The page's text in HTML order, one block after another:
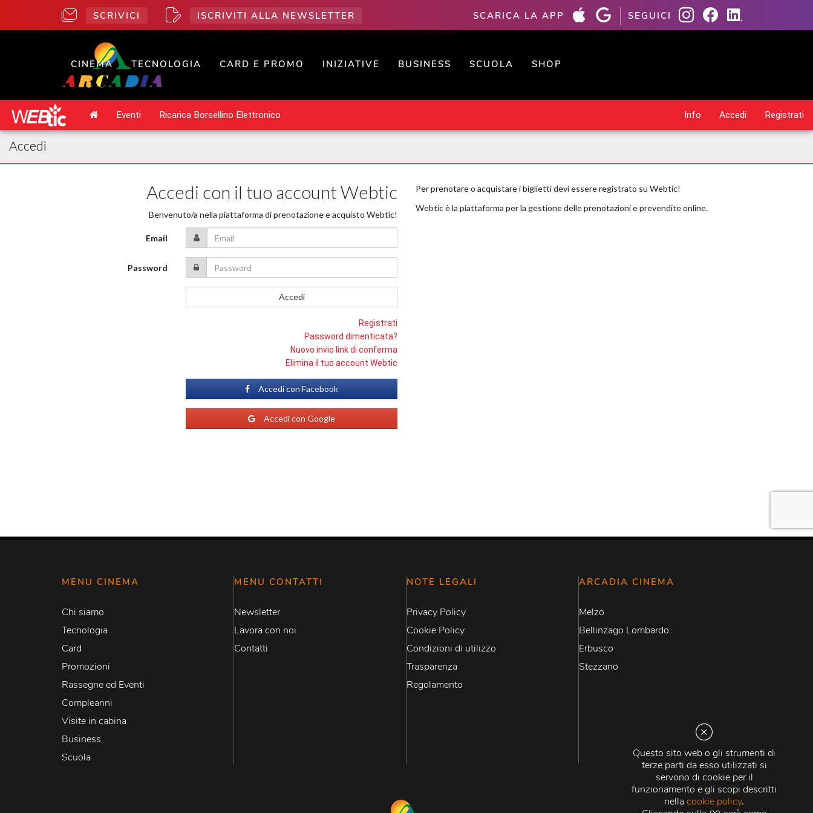
Questo sito web o gli strumenti di
terze parti da esso utilizzati si
servono di cookie per il
funzionamento e gli scopi descritti
nellacookie policy.
SCRIVICI ISCRIVITI ALLA NEWSLETTER SCARICA LA APP SEGUICI
CINEMA TECNOLOGIA CARD E PROMO INIZIATIVE BUSINESS SCUOLA SHOP
MENU CINEMA
Chi siamo
Tecnologia
Card
Promozioni
Rassegne ed Eventi
Compleanni
Visite in cabina
Business
Scuola
MENU CONTATTI
Newsletter
Lavora con noi
Contatti
NOTE LEGALI
Privacy Policy
Cookie Policy
Condizioni di utilizzo
Trasparenza
Regolamento
ARCADIA CINEMA
Melzo
Bellinzago Lombardo
Erbusco
Stezzano